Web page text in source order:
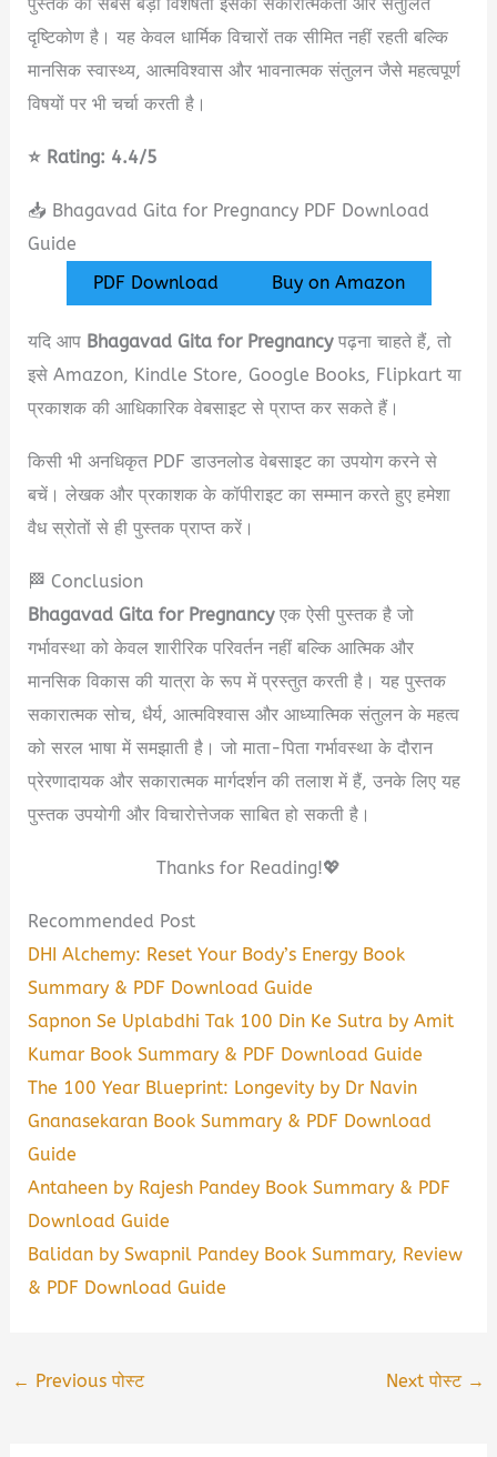
दृष्टिकोण है। यह केवल धार्मिक विचारों तक सीमित नहीं रहती बल्कि
मानसिक स्वास्थ्य, आत्मविश्वास और भावनात्मक संतुलन जैसे महत्वपूर्ण
विषयों पर भी चर्चा करती है।
⭐ Rating: 4.4/5
📥 Bhagavad Gita for Pregnancy PDF Download
Guide
PDF Download
Buy on Amazon
यदि आप Bhagavad Gita for Pregnancyपढ़ना चाहते हैं, तो
इसे Amazon, Kindle Store, Google Books, Flipkart या
प्रकाशक की आधिकारिक वेबसाइट से प्राप्त कर सकते हैं।
किसी भी अनधिकृत PDF डाउनलोड वेबसाइट का उपयोग करने से
बचें। लेखक और प्रकाशक के कॉपीराइट का सम्मान करते हुए हमेशा
वैध स्रोतों से ही पुस्तक प्राप्त करें।
🏁 Conclusion
Bhagavad Gita for Pregnancyएक ऐसी पुस्तक है जो
गर्भावस्था को केवल शारीरिक परिवर्तन नहीं बल्कि आत्मिक और
मानसिक विकास की यात्रा के रूप में प्रस्तुत करती है। यह पुस्तक
सकारात्मक सोच, धैर्य, आत्मविश्वास और आध्यात्मिक संतुलन के महत्व
को सरल भाषा में समझाती है। जो माता-पिता गर्भावस्था के दौरान
प्रेरणादायक और सकारात्मक मार्गदर्शन की तलाश में हैं, उनके लिए यह
पुस्तक उपयोगी और विचारोत्तेजक साबित हो सकती है।
Thanks for Reading!💖
Recommended Post
DHI Alchemy: Reset Your Body’s Energy Book
Summary & PDF Download Guide
Sapnon Se Uplabdhi Tak 100 Din Ke Sutra by Amit
Kumar Book Summary & PDF Download Guide
The 100 Year Blueprint: Longevity by Dr Navin
Gnanasekaran Book Summary & PDF Download
Guide
Antaheen by Rajesh Pandey Book Summary & PDF
Download Guide
Balidan by Swapnil Pandey Book Summary, Review
& PDF Download Guide
← Previous पोस्ट Next पोस्ट →